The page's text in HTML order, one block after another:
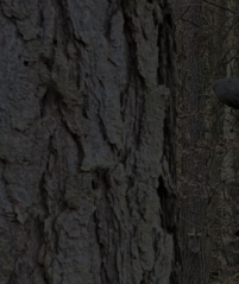
e.V. sportlich
Besuch!
Hier könnt ihr
Parcours erwerben.